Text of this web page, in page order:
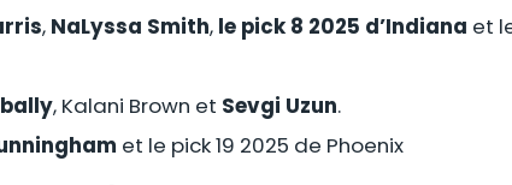
, NaLyssa Smith, le pick 8 2025 d’Indiana et
, Kalani Brown et Sevgi Uzun.
et le pick 19 2025 de Phoenix